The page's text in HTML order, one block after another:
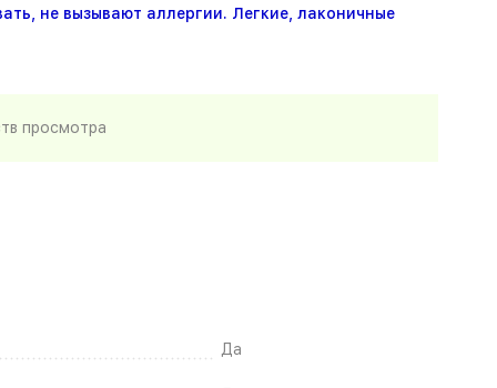
не вызывают аллергии. Легкие, лаконичные
просмотра
Да